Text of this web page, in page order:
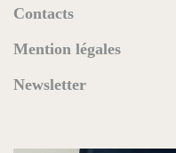
Contacts
Mention légales
Newsletter